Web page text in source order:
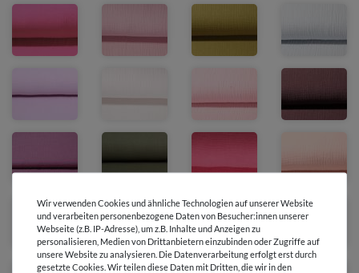
Wir verwenden Cookies und ähnliche Technologien auf unserer Website
und verarbeiten personenbezogene Daten von Besucher:innen unserer
Webseite (z.B. IP-Adresse), um z.B. Inhalte und Anzeigen zu
personalisieren, Medien von Drittanbietern einzubinden oder Zugriffe auf
unsere Website zu analysieren. Die Datenverarbeitung erfolgt erst durch
gesetzte Cookies. Wir teilen diese Daten mit Dritten, die wir in den